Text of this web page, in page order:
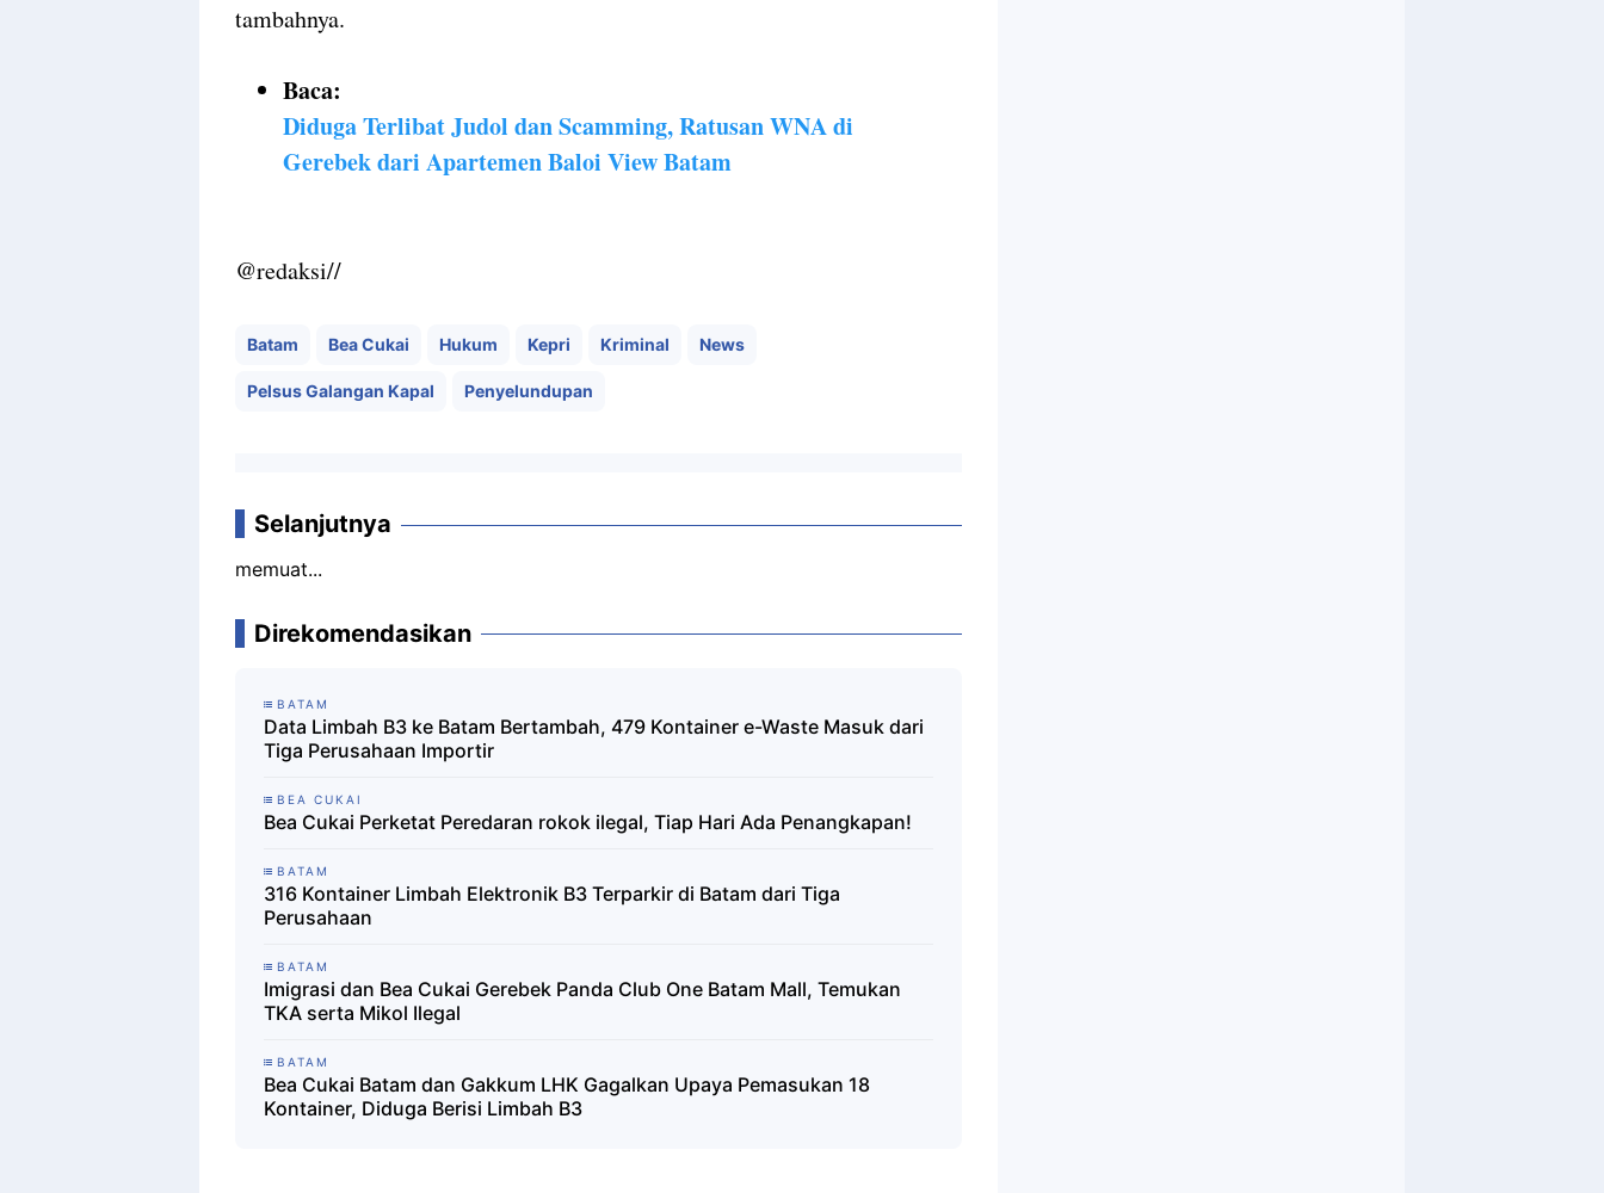
tambahnya.
Baca:
Diduga Terlibat Judol dan Scamming, Ratusan WNA di
Gerebek dari Apartemen Baloi View Batam
@redaksi//
Batam Bea Cukai Hukum Kepri Kriminal News
Pelsus Galangan Kapal Penyelundupan
Selanjutnya
memuat...
Direkomendasikan
BATAM
Data Limbah B3 ke Batam Bertambah, 479 Kontainer e-Waste Masuk dari
Tiga Perusahaan Importir
BEA CUKAI
Bea Cukai Perketat Peredaran rokok ilegal, Tiap Hari Ada Penangkapan!
BATAM
316 Kontainer Limbah Elektronik B3 Terparkir di Batam dari Tiga
Perusahaan
BATAM
Imigrasi dan Bea Cukai Gerebek Panda Club One Batam Mall, Temukan
TKA serta Mikol Ilegal
BATAM
Bea Cukai Batam dan Gakkum LHK Gagalkan Upaya Pemasukan 18
Kontainer, Diduga Berisi Limbah B3